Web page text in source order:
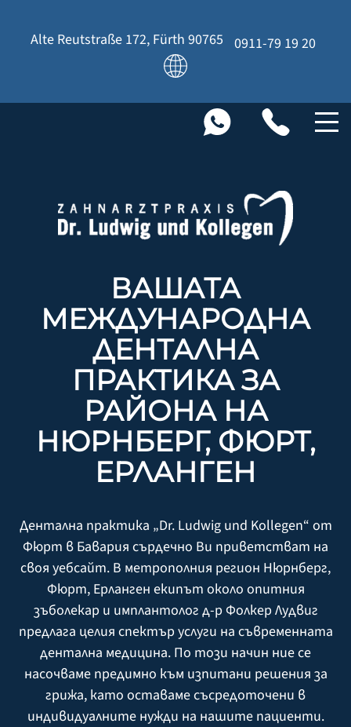
Alte Reutstraße 172, Fürth 90765 0911-79 19 20
ВАШАТА
МЕЖДУНАРОДНА
ДЕНТАЛНА
ПРАКТИКА ЗА
РАЙОНА НА
НЮРНБЕРГ, ФЮРТ,
ЕРЛАНГЕН
Дентална практика „Dr. Ludwig und Kollegen“ от
Фюрт в Бавария сърдечно Ви приветстват на
своя уебсайт. В метрополния регион Нюрнберг,
Фюрт, Ерланген екипът около опитния
зъболекар и имплантолог д-р Фолкер Лудвиг
предлага целия спектър услуги на съвременната
дентална медицина. По този начин ние се
насочваме предимно към изпитани решения за
грижа, като оставаме съсредоточени в
индивидуалните нужди на нашите пациенти.